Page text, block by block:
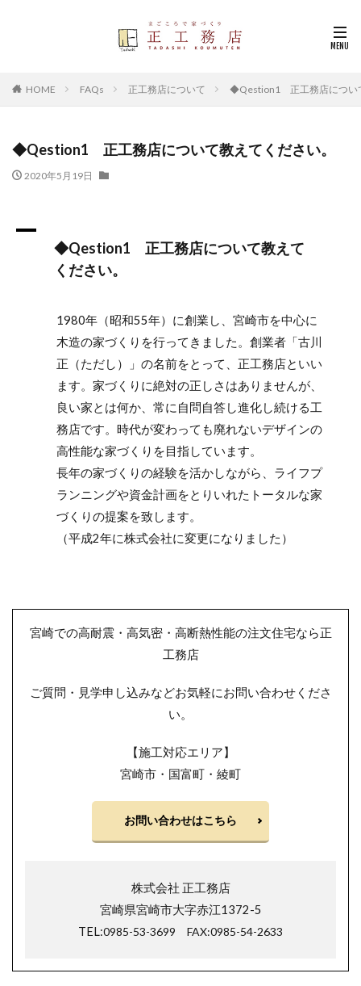
HOME FAQs 正工務店について ◆Qestion1 正工務店につい
◆Qestion1 正工務店について教えてください。
2020年5月19日
A
◆Qestion1 正工務店について教えて
ください。
1980年（昭和55年）に創業し、宮崎市を中心に
木造の家づくりを行ってきました。創業者「古川
正（ただし）」の名前をとって、正工務店といい
ます。家づくりに絶対の正しさはありませんが、
良い家とは何か、常に自問自答し進化し続ける工
務店です。時代が変わっても廃れないデザインの
高性能な家づくりを目指しています。
長年の家づくりの経験を活かしながら、ライフプ
ランニングや資金計画をとりいれたトータルな家
づくりの提案を致します。
（平成2年に株式会社に変更になりました）
宮崎での高耐震・高気密・高断熱性能の注文住宅なら正
工務店
ご質問・見学申し込みなどお気軽にお問い合わせくださ
い。
【施工対応エリア】
宮崎市・国富町・綾町
お問い合わせはこちら
株式会社 正工務店
宮崎県宮崎市大字赤江1372-5
TEL:0985-53-3699 FAX:0985-54-2633